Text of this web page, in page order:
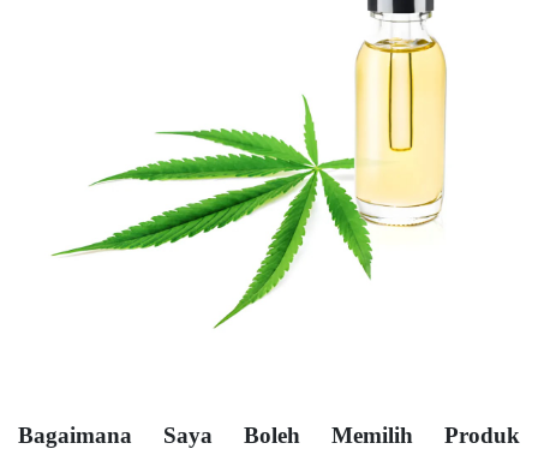
Bagaimana Saya Boleh Memilih Produk